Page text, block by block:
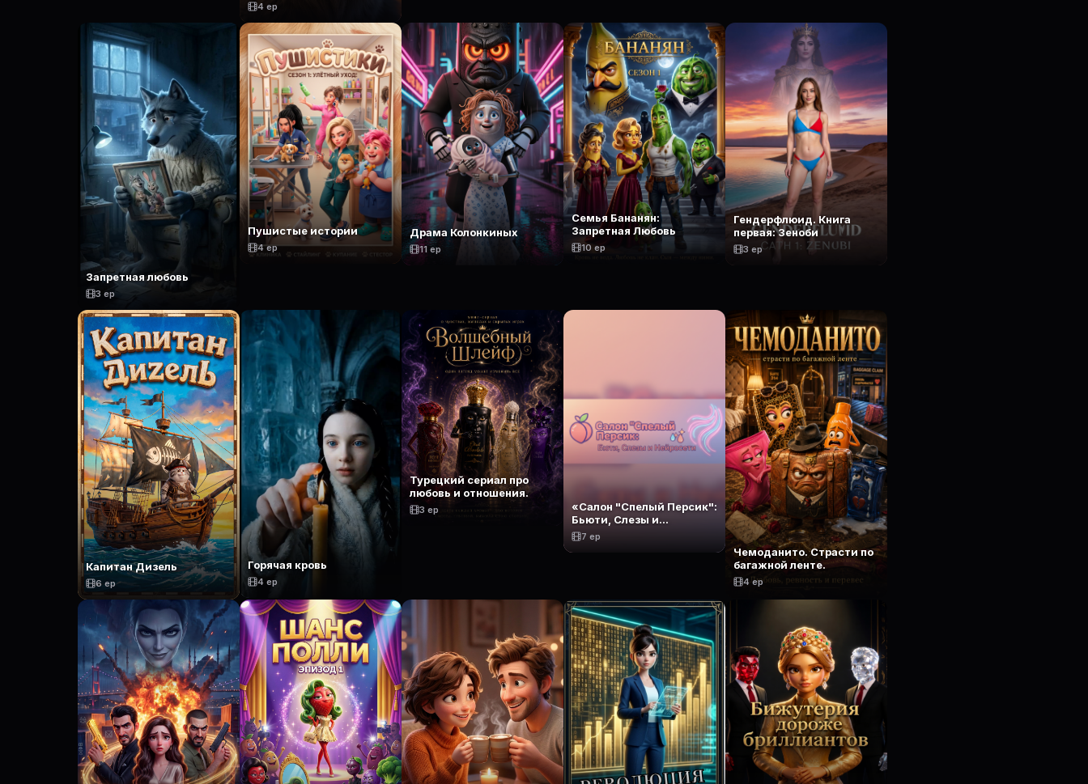
4 ep
Запретная любовь
3 ep
Пушистые истории
4 ep
Драма Колонкиных
11 ep
Семья Бананян:
Запретная Любовь
10 ep
Гендерфлюид. Книга
первая: Зеноби
3 ep
Капитан Дизель
6 ep
Горячая кровь
4 ep
Турецкий сериал про
любовь и отношения.
3 ep
«Салон "Спелый Персик":
Бьюти, Слезы и
Нейросети»
7 ep
Чемоданито. Страсти по
багажной ленте.
4 ep